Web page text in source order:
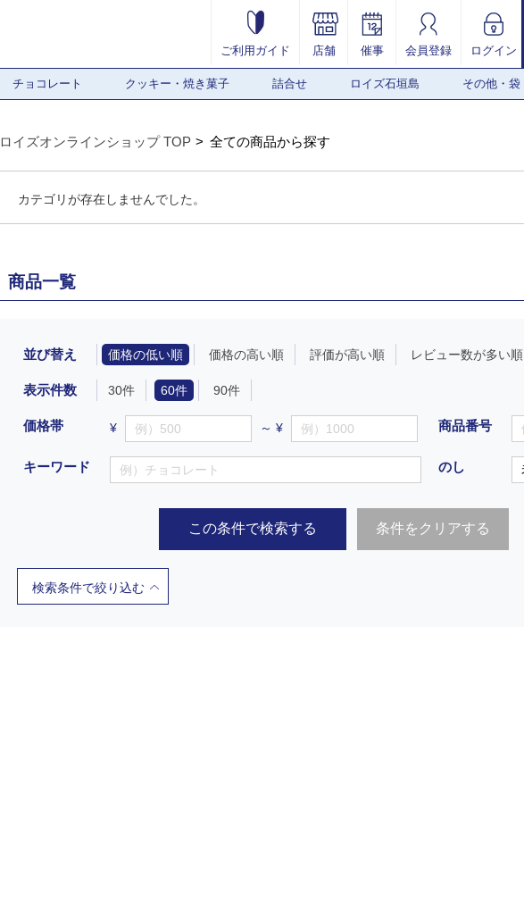
ご利用ガイド 店舗 催事 会員登録 ログイン
チョコレート クッキー・焼き菓子 詰合せ ロイズ石垣島 その他・袋
ロイズオンラインショップ TOP 全ての商品から探す
カテゴリが存在しませんでした。
商品一覧
並び替え 価格の低い順 価格の高い順 評価が高い順 レビュー数が多い順
表示件数 30件 60件 90件
価格帯 ¥ ～ ¥
キーワード
商品番号
のし
この条件で検索する 条件をクリアする
検索条件で絞り込む